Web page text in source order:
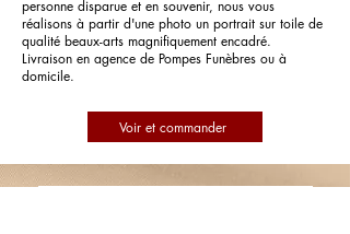
personne disparue et en souvenir, nous vous
réalisons à partir d'une photo un portrait sur toile de
qualité beaux-arts magnifiquement encadré.
Livraison en agence de Pompes Funèbres ou à
domicile.
Voir et commander